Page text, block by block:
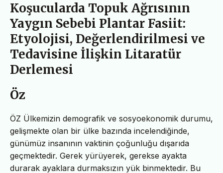
Koşucularda Topuk Ağrısının
Yaygın Sebebi Plantar Fasiit:
Etyolojisi, Değerlendirilmesi ve
Tedavisine İlişkin Litaratür
Derlemesi
Öz
ÖZ Ülkemizin demografik ve sosyoekonomik durumu,
gelişmekte olan bir ülke bazında incelendiğinde,
günümüz insanının vaktinin çoğunluğu dışarıda
geçmektedir. Gerek yürüyerek, gerekse ayakta
durarak ayaklara durmaksızın yük binmektedir. Bu